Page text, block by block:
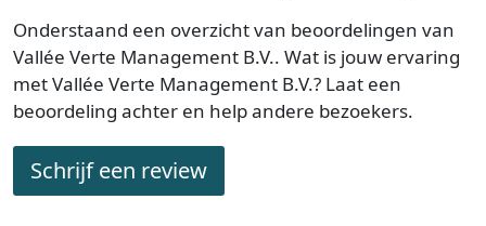
Onderstaand een overzicht van beoordelingen van
Vallée Verte Management B.V.. Wat is jouw ervaring
met Vallée Verte Management B.V.? Laat een
beoordeling achter en help andere bezoekers.
Schrijf een review